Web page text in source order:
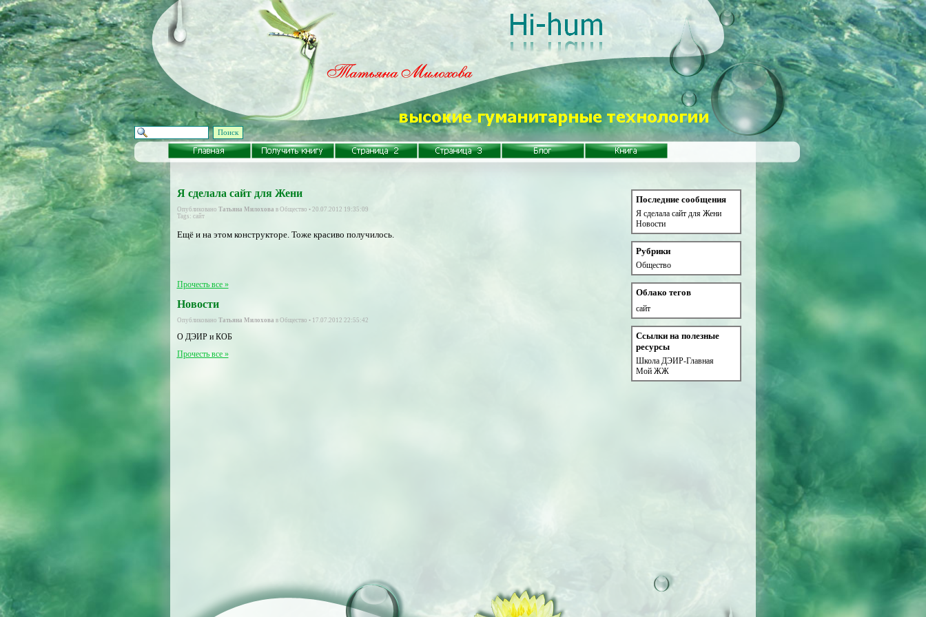
Поиск
Я сделала сайт для Жени
Опубликовано Татьяна Милохова в Общество • 20.07.2012 19:35:09
Tags: сайт
Ещё и на этом конструкторе. Тоже красиво получилось.
Прочесть все »
Новости
Опубликовано Татьяна Милохова в Общество • 17.07.2012 22:55:42
О ДЭИР и КОБ
Прочесть все »
Последние сообщения
Я сделала сайт для Жени
Новости
Рубрики
Общество
Облако тегов
сайт
Ссылки на полезные
ресурсы
Школа ДЭИР-Главная
Мой ЖЖ